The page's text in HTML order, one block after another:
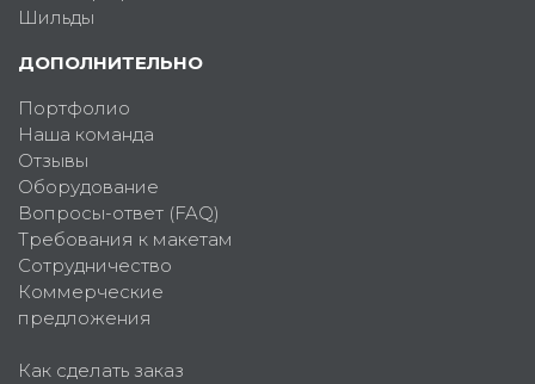
Шильды
ДОПОЛНИТЕЛЬНО
Портфолио
Наша команда
Отзывы
Оборудование
Вопросы-ответ (FAQ)
Требования к макетам
Сотрудничество
Коммерческие
предложения
Как сделать заказ